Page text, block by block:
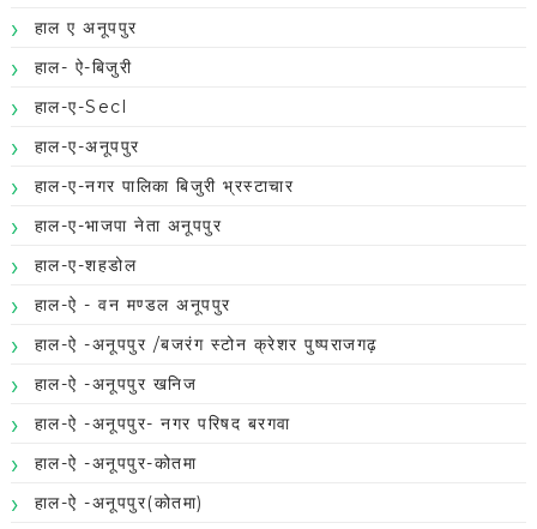
हाल ए अनूपपुर
हाल- ऐ-बिजुरी
हाल-ए-Secl
हाल-ए-अनूपपुर
हाल-ए-नगर पालिका बिजुरी भ्रस्टाचार
हाल-ए-भाजपा नेता अनूपपुर
हाल-ए-शहडोल
हाल-ऐ - वन मण्डल अनूपपुर
हाल-ऐ -अनूपपुर /बजरंग स्टोन क्रेशर पुष्पराजगढ़
हाल-ऐ -अनूपपुर खनिज
हाल-ऐ -अनूपपुर- नगर परिषद बरगवा
हाल-ऐ -अनूपपुर-कोतमा
हाल-ऐ -अनूपपुर(कोतमा)